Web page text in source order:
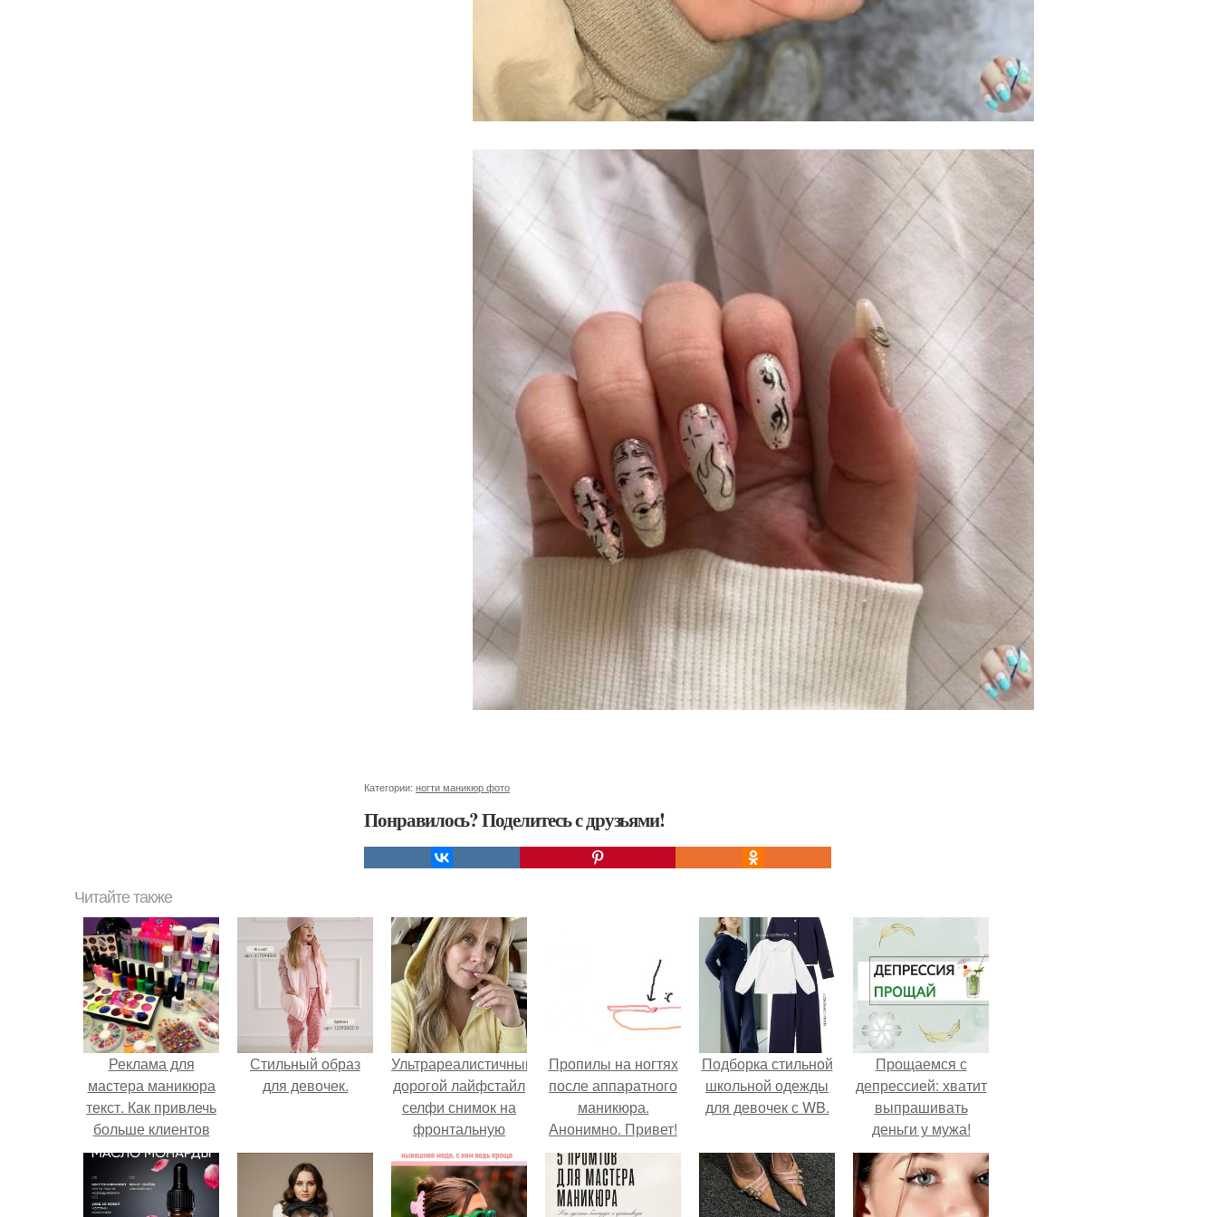
Категории: ногти маникюр фото
Понравилось? Поделитесь с друзьями!
Читайте также
Реклама для
мастера маникюра
текст. Как привлечь
больше клиентов
на маникюр
Стильный образ
для девочек.
Ультрареалистичный
дорогой лайфстайл
селфи снимок на
фронтальную
камеру.
Пропилы на ногтях
после аппаратного
маникюра.
Анонимно. Привет!
Делала аппаратный
маникюр себе и
возле кутикулы
Подборка стильной
школьной одежды
для девочек с WB.
Прощаемся с
депрессией: хватит
выпрашивать
деньги у мужа!